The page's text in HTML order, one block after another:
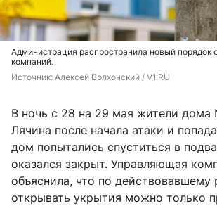
Администрация распространила новый порядок
компаний.
Источник: Алексей Волхонский / V1.RU
В ночь с 28 на 29 мая жители дома
Лячина после начала атаки и
дом попытались спуститься в
оказался закрыт. Управляющая
объяснила, что по действовавшему
открывать укрытия можно только